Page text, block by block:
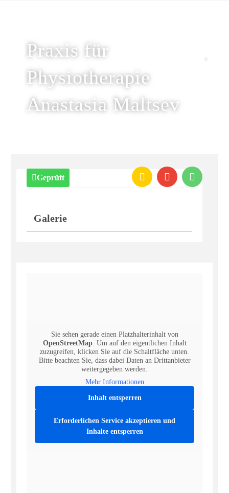
Praxis für
Physiotherapie
Anastasia Maltsev
Geprüft
Galerie
Sie sehen gerade einen Platzhalterinhalt von
OpenStreetMap. Um auf den eigentlichen Inhalt
zuzugreifen, klicken Sie auf die Schaltfläche unten.
Bitte beachten Sie, dass dabei Daten an Drittanbieter
weitergegeben werden.
Mehr Informationen
Inhalt entsperren
Erforderlichen Service akzeptieren und
Inhalte entsperren